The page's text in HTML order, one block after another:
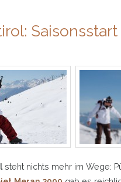
steht nichts mehr im Wege: